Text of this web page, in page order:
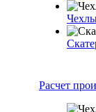
Расчет